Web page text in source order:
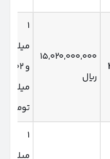
۱۵,۰۲۰,۰۰۰,۰۰۰
ریال
۱
میلیارد
و ۵۰۲
میلیون
تومان
۱
میلیارد